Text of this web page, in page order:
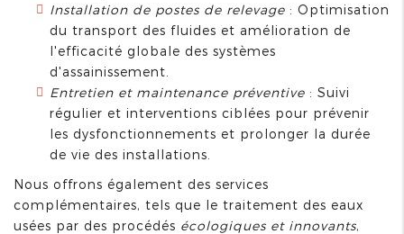
Installation de postes de relevage : Optimisation
du transport des fluides et amélioration de
l'efficacité globale des systèmes
d'assainissement.
Entretien et maintenance préventive : Suivi
régulier et interventions ciblées pour prévenir
les dysfonctionnements et prolonger la durée
de vie des installations.
Nous offrons également des services
complémentaires, tels que le traitement des eaux
usées par des procédés écologiques et innovants,